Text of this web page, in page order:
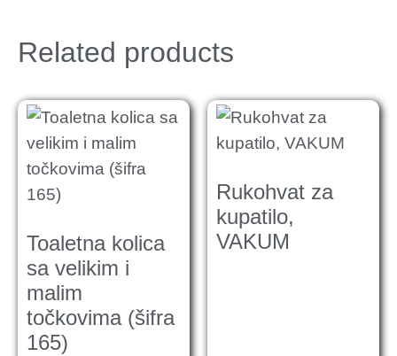
Related products
Toaletna kolica
sa velikim i
malim
točkovima (šifra
165)
Rukohvat za
kupatilo,
VAKUM